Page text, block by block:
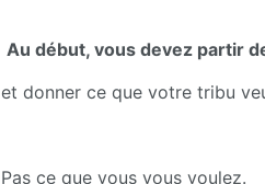
Au début, vous devez partir
et donner ce que votre tribu
Pas ce que vous vous voulez.